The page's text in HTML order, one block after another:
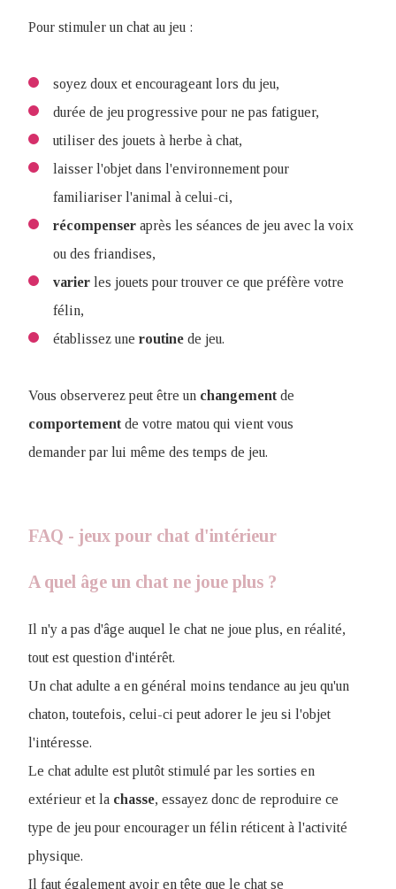
Pour stimuler un chat au jeu :
soyez doux et encourageant lors du jeu,
durée de jeu progressive pour ne pas fatiguer,
utiliser des jouets à herbe à chat,
laisser l'objet dans l'environnement pour
familiariser l'animal à celui-ci,
récompenser après les séances de jeu avec la voix
ou des friandises,
varier les jouets pour trouver ce que préfère votre
félin,
établissez une routine de jeu.
Vous observerez peut être un changement de
comportement de votre matou qui vient vous
demander par lui même des temps de jeu.
FAQ - jeux pour chat d'intérieur
A quel âge un chat ne joue plus ?
Il n'y a pas d'âge auquel le chat ne joue plus, en réalité,
tout est question d'intérêt.
Un chat adulte a en général moins tendance au jeu qu'un
chaton, toutefois, celui-ci peut adorer le jeu si l'objet
l'intéresse.
Le chat adulte est plutôt stimulé par les sorties en
extérieur et la chasse, essayez donc de reproduire ce
type de jeu pour encourager un félin réticent à l'activité
physique.
Il faut également avoir en tête que le chat se